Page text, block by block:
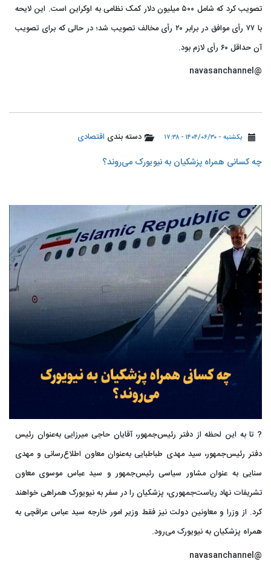
تصویب کرد که شامل ۵۰۰ میلیون دلار کمک نظامی به اوکراین است. این لایحه
با ۷۷ رأی موافق در برابر ۲۰ رأی مخالف تصویب شد؛ در حالی که برای تصویب
آن حداقل ۶۰ رأی لازم بود.
@navasanchannel
یکشنبه - ۱۴۰۴/۰۶/۳۰ - ۱۷:۳۸ دسته بندی اقتصادی
چه کسانی همراه پزشکیان به نیویورک می‌روند؟
? تا به این لحظه از دفتر رئیس‌جمهور، آقایان حاجی میرزایی به‌عنوان رئیس
دفتر رئیس‌جمهور، سید مهدی طباطبایی به‌عنوان معاون اطلاع‌رسانی و مهدی
سنایی به عنوان مشاور سیاسی رئیس‌جمهور و سید عباس موسوی معاون
تشریفات نهاد ریاست‌جمهوری، پزشکیان را در سفر به نیویورک همراهی خواهند
کرد. از وزرا و معاونین دولت نیز فقط وزیر امور خارجه سید عباس عراقچی به
همراه پزشکیان به نیویورک می‌رود.
@navasanchannel